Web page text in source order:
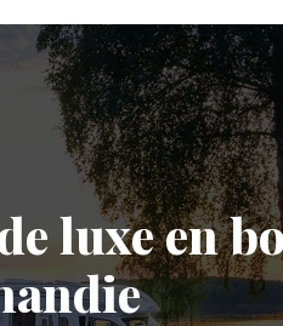
luxe en